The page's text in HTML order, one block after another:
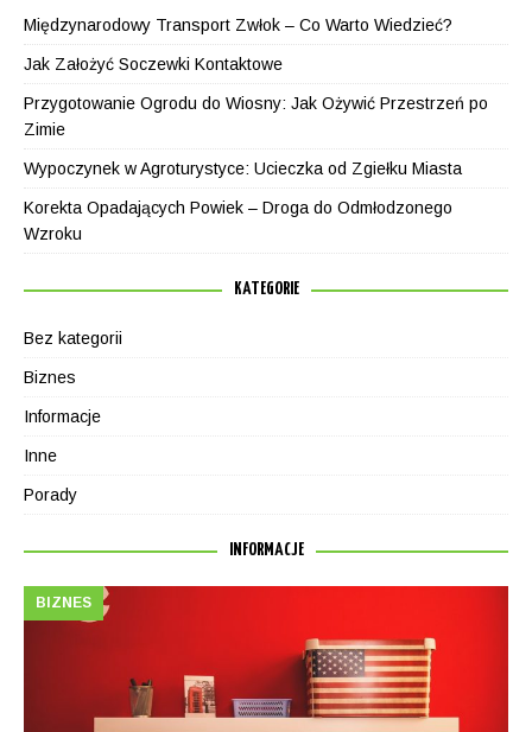
Międzynarodowy Transport Zwłok – Co Warto Wiedzieć?
Jak Założyć Soczewki Kontaktowe
Przygotowanie Ogrodu do Wiosny: Jak Ożywić Przestrzeń po
Zimie
Wypoczynek w Agroturystyce: Ucieczka od Zgiełku Miasta
Korekta Opadających Powiek – Droga do Odmłodzonego
Wzroku
KATEGORIE
Bez kategorii
Biznes
Informacje
Inne
Porady
INFORMACJE
BIZNES